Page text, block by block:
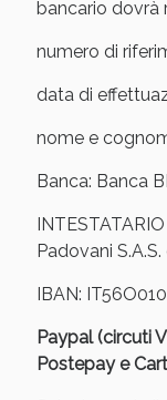
bancario dovrà
numero di
data di
nome e
Banca: Banca
Padovani
IBAN:
Paypal (circuti
Postepay e